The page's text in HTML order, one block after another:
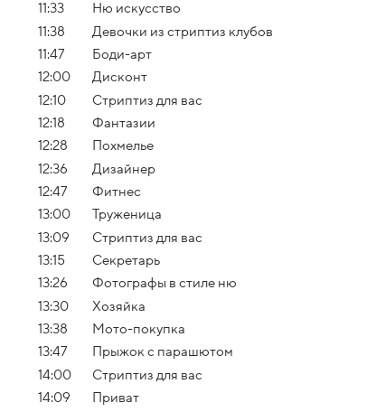
11:33
Ню искусство
11:38
Девочки из стриптиз клубов
11:47
Боди-арт
12:00
Дисконт
12:10
Стриптиз для вас
12:18
Фантазии
12:28
Похмелье
12:36
Дизайнер
12:47
Фитнес
13:00
Труженица
13:09
Стриптиз для вас
13:15
Секретарь
13:26
Фотографы в стиле ню
13:30
Хозяйка
13:38
Мото-покупка
13:47
Прыжок с парашютом
14:00
Стриптиз для вас
14:09
Приват